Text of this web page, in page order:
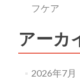
フケア
アーカ
2026年7月